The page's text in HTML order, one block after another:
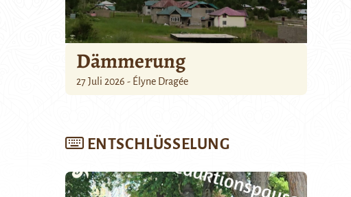
Dämmerung
27 Juli 2026 - Élyne Dragée
ENTSCHLÜSSELUNG